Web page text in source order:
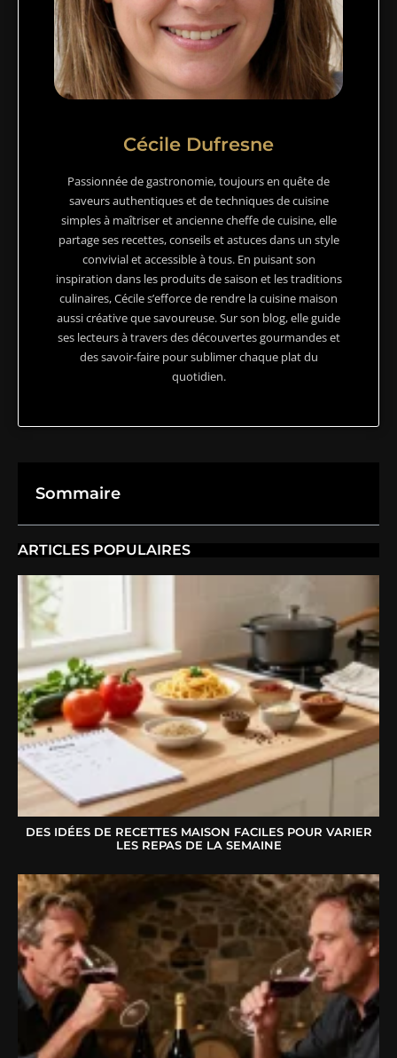
Cécile Dufresne
Passionnée de gastronomie, toujours en quête de
saveurs authentiques et de techniques de cuisine
simples à maîtriser et ancienne cheffe de cuisine, elle
partage ses recettes, conseils et astuces dans un style
convivial et accessible à tous. En puisant son
inspiration dans les produits de saison et les traditions
culinaires, Cécile s’efforce de rendre la cuisine maison
aussi créative que savoureuse. Sur son blog, elle guide
ses lecteurs à travers des découvertes gourmandes et
des savoir-faire pour sublimer chaque plat du
quotidien.
Sommaire
ARTICLES POPULAIRES
DES IDÉES DE RECETTES MAISON FACILES POUR VARIER
LES REPAS DE LA SEMAINE